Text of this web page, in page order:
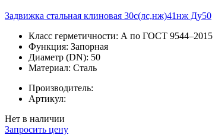
Задвижка стальная клиновая 30с(лс,нж)41нж Ду50
Класс герметичности: А по ГОСТ 9544–2015
Функция: Запорная
Диаметр (DN): 50
Материал: Сталь
Производитель:
Артикул:
Нет в наличии
Запросить цену